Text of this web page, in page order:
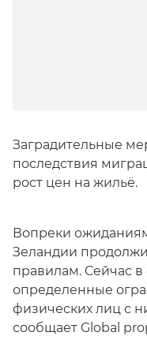
Заградительные
последствия
рост цен на жильё.
Вопреки
Зеландии
правилам. Cейчас
определенные
физических лиц с
сообщает Global